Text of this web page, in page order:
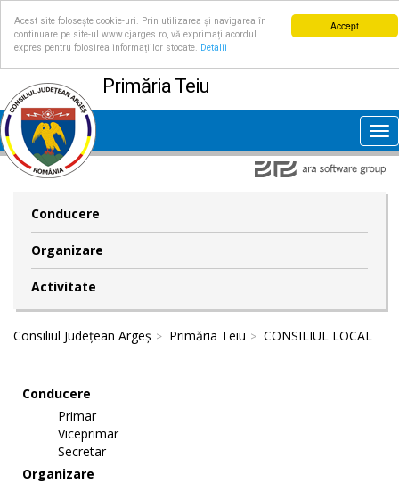
Accept
Acest site folosește cookie-uri. Prin utilizarea și navigarea în
continuare pe site-ul www.cjarges.ro, vă exprimați acordul
expres pentru folosirea informațiilor stocate.
Detalii
Primăria Teiu
Conducere
Organizare
Activitate
Consiliul Județean Argeș Primăria Teiu CONSILIUL LOCAL
Conducere
Primar
Viceprimar
Secretar
Organizare